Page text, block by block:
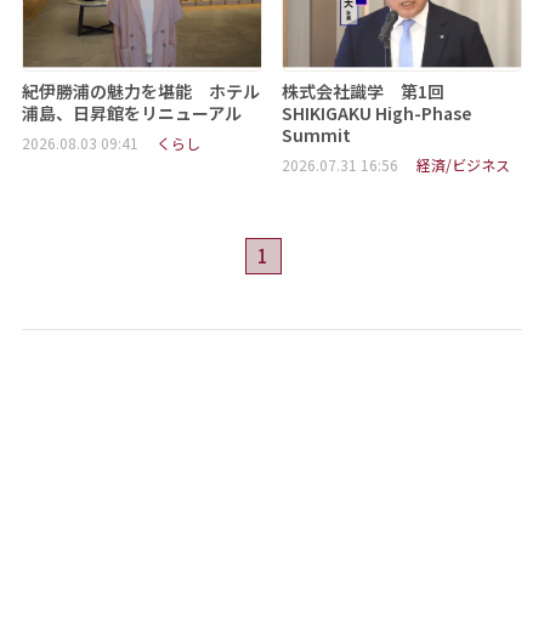
紀伊勝浦の魅力を堪能 ホテル
浦島、日昇館をリニューアル
2026.08.03 09:41 くらし
株式会社識学 第1回
SHIKIGAKU High-Phase
Summit
2026.07.31 16:56 経済/ビジネス
1